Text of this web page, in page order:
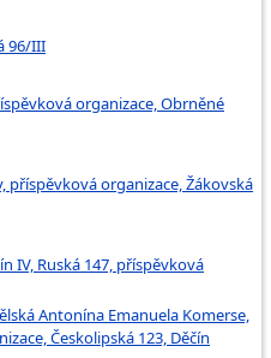
96/III
organizace, Obrněné
příspěvková organizace, Žákovská
IV, Ruská 147, příspěvková
Antonína Emanuela Komerse,
Českolipská 123, Děčín